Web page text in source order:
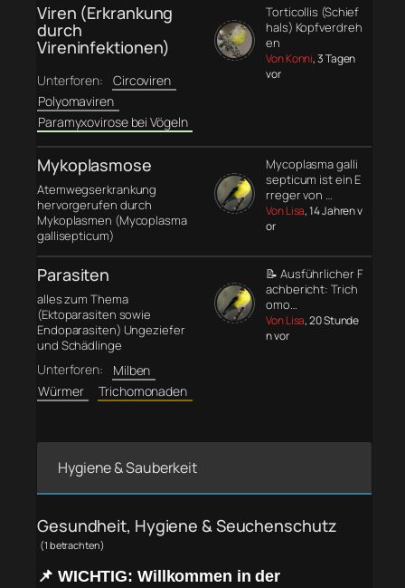
Viren (Erkrankung
durch
Vireninfektionen)
Unterforen:
Circoviren
Polyomaviren
Paramyxovirose bei Vögeln
Torticollis (Schief
hals) Kopfverdreh
en
Von Konni, 3 Tagen
vor
Mykoplasmose
Atemwegserkrankung
hervorgerufen durch
Mykoplasmen (Mycoplasma
gallisepticum)
Mycoplasma galli
septicum ist ein E
rreger von …
Von Lisa, 14 Jahren v
or
Parasiten
alles zum Thema
(Ektoparasiten sowie
Endoparasiten) Ungeziefer
und Schädlinge
Unterforen:
Milben
Würmer
Trichomonaden
📝 Ausführlicher F
achbericht: Trich
omo…
Von Lisa, 20 Stunde
n vor
Hygiene & Sauberkeit
Gesundheit, Hygiene & Seuchenschutz
(1 betrachten)
📌 WICHTIG: Willkommen in der